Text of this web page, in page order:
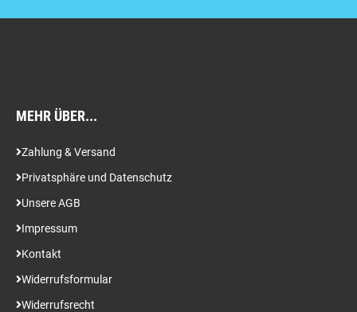
MEHR ÜBER...
Zahlung & Versand
Privatsphäre und Datenschutz
Unsere AGB
Impressum
Kontakt
Widerrufsformular
Widerrufsrecht